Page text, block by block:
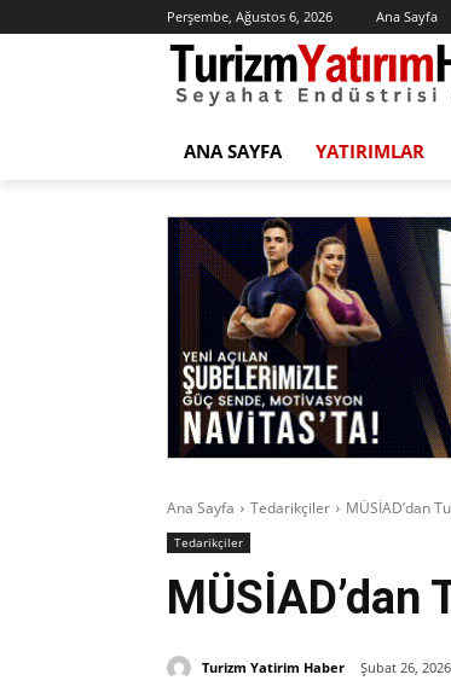
Perşembe, Ağustos 6, 2026 Ana Sayfa
ANA SAYFA YATIRIMLAR
Ana Sayfa Tedarikçiler MÜSİAD’dan
Tedarikçiler
Turizm Yatirim Haber Şubat 26, 2026